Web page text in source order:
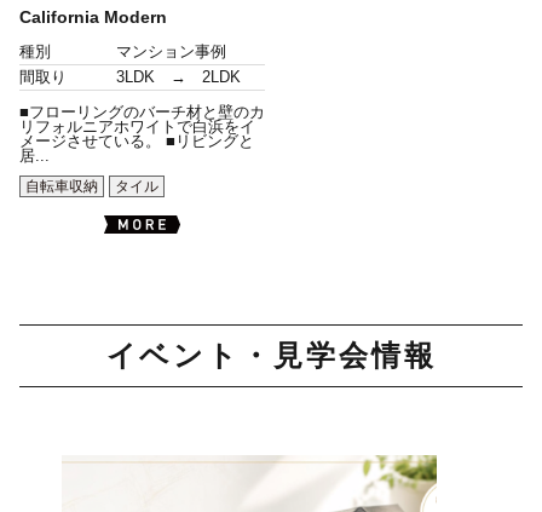
California Modern
種別
マンション事例
間取り
3LDK → 2LDK
■フローリングのバーチ材と壁のカ
リフォルニアホワイトで白浜をイ
メージさせている。 ■リビングと
居...
自転車収納
タイル
イベント・見学会情報